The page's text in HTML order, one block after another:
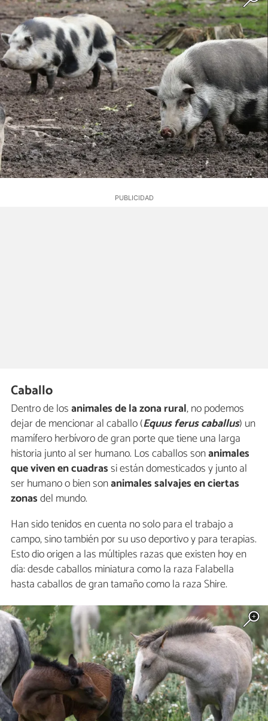
Caballo
Dentro de losanimales de la zona rural, no podemos
dejar de mencionar al caballo (Equus ferus caballus) un
mamífero herbívoro de gran porte que tiene una larga
historia junto al ser humano. Los caballos sonanimales
que viven en cuadrassi están domesticados y junto al
ser humano o bien sonanimales salvajes en ciertas
zonasdel mundo.
Han sido tenidos en cuenta no solo para el trabajo a
campo, sino también por su uso deportivo y para terapias.
Esto dio origen a las múltiples razas que existen hoy en
día: desde caballos miniatura como la raza Falabella
hasta caballos de gran tamaño como la raza Shire.